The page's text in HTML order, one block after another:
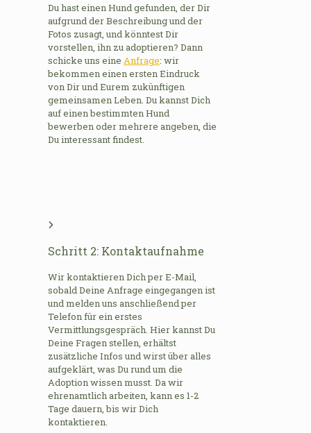
Du hast einen Hund gefunden, der Dir
aufgrund der Beschreibung und der
Fotos zusagt, und könntest Dir
vorstellen, ihn zu adoptieren? Dann
schicke uns eine Anfrage: wir
bekommen einen ersten Eindruck
von Dir und Eurem zukünftigen
gemeinsamen Leben. Du kannst Dich
auf einen bestimmten Hund
bewerben oder mehrere angeben, die
Du interessant findest.
Schritt 2: Kontaktaufnahme
Wir kontaktieren Dich per E-Mail,
sobald Deine Anfrage eingegangen ist
und melden uns anschließend per
Telefon für ein erstes
Vermittlungsgespräch. Hier kannst Du
Deine Fragen stellen, erhältst
zusätzliche Infos und wirst über alles
aufgeklärt, was Du rund um die
Adoption wissen musst. Da wir
ehrenamtlich arbeiten, kann es 1-2
Tage dauern, bis wir Dich
kontaktieren.